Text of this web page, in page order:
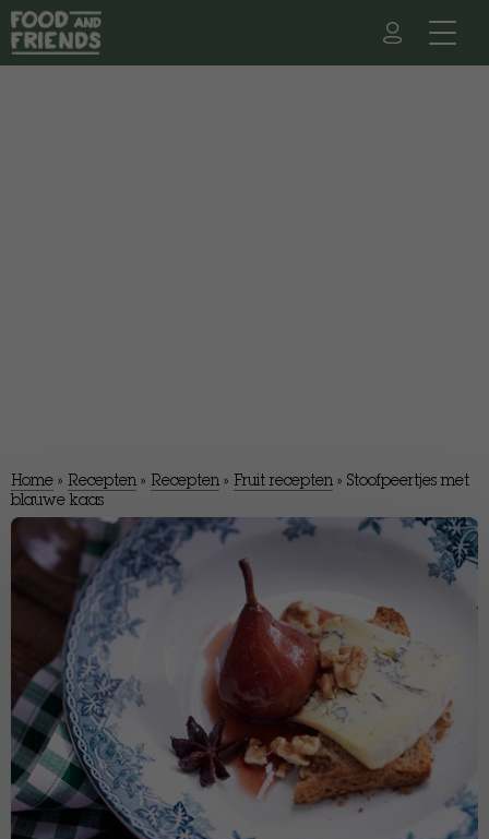
Home » Recepten » Recepten » Fruit recepten » Stoofpeertjes met
blauwe kaas